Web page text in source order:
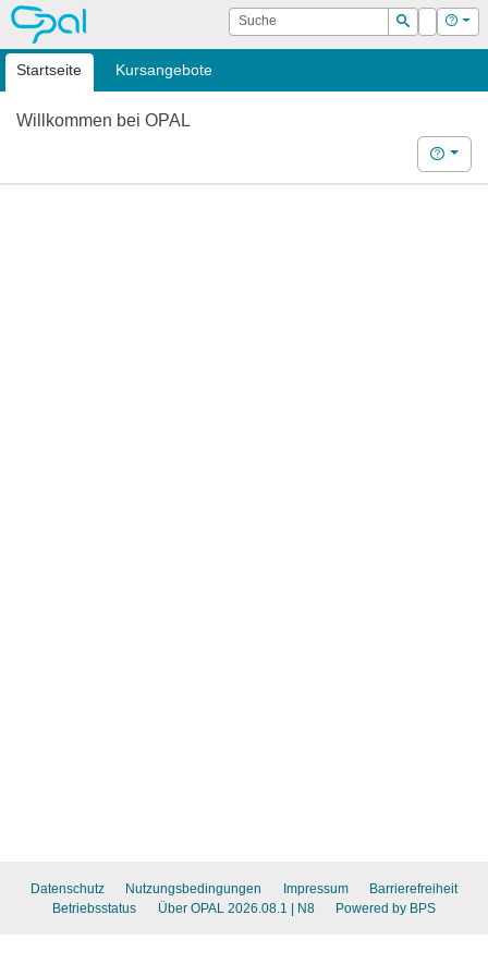
OPAL Suche
Suchen
Login Hilfe
Startseite Kursangebote
Willkommen bei OPAL
Hilfe
Datenschutz Nutzungsbedingungen Impressum
Barrierefreiheit
Betriebsstatus
Über OPAL 2026.08.1 | N8 Powered by BPS